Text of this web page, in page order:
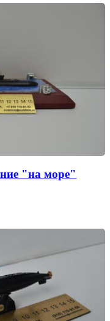
"на море"